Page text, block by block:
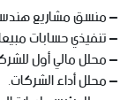
– منسق مشاريع
– تنفيذي حسابات
– محلل مالي أول
– محلل أداء الشركات.